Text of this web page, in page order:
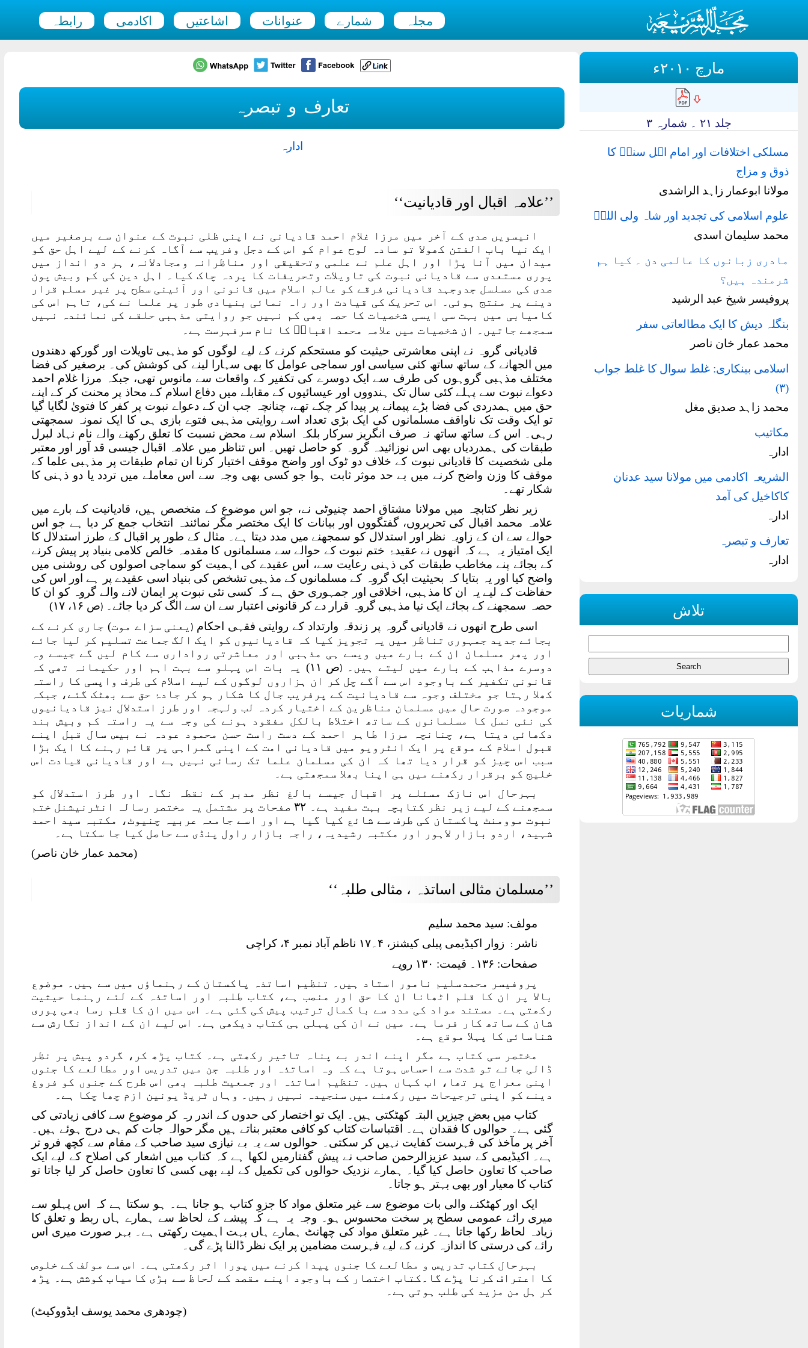
مجلہ شمارے عنوانات اشاعتیں اکادمی رابطہ
تعارف و تبصرہ
ادارہ
’’علامہ اقبال اور قادیانیت‘‘
انیسویں صدی کے آخر میں مرزا غلام احمد قادیانی نے اپنی ظلی نبوت کے عنوان سے برصغیر میں
ایک نیا باب الفتن کھولا تو سادہ لوح عوام کو اس کے دجل وفریب سے آگاہ کرنے کے لیے اہل حق کو
میدان میں آنا پڑا اور اہل علم نے علمی وتحقیقی اور مناظرانہ ومجادلانہ، ہر دو انداز میں
پوری مستعدی سے قادیانی نبوت کی تاویلات وتحریفات کا پردہ چاک کیا۔ اہل دین کی کم وبیش پون
صدی کی مسلسل جدوجہد قادیانی فرقے کو عالم اسلام میں قانونی اور آئینی سطح پر غیر مسلم قرار
دینے پر منتج ہوئی۔ اس تحریک کی قیادت اور راہ نمائی بنیادی طور پر علما نے کی، تاہم اس کی
کامیابی میں بہت سی ایسی شخصیات کا حصہ بھی کم نہیں جو روایتی مذہبی حلقے کی نمائندہ نہیں
سمجھے جاتیں۔ ان شخصیات میں علامہ محمد اقبالؒ کا نام سرفہرست ہے۔
قادیانی گروہ نے اپنی معاشرتی حیثیت کو مستحکم کرنے کے لیے لوگوں کو مذہبی تاویلات اور گورکھ دھندوں
میں الجھانے کے ساتھ ساتھ کئی سیاسی اور سماجی عوامل کا بھی سہارا لینے کی کوشش کی۔ برصغیر کی فضا
مختلف مذہبی گروہوں کی طرف سے ایک دوسرے کی تکفیر کے واقعات سے مانوس تھی، جبکہ مرزا غلام احمد
دعواے نبوت سے پہلے کئی سال تک ہندووں اور عیسائیوں کے مقابلے میں دفاع اسلام کے محاذ پر محنت کر کے اپنے
حق میں ہمدردی کی فضا بڑے پیمانے پر پیدا کر چکے تھے، چنانچہ جب ان کے دعواے نبوت پر کفر کا فتویٰ لگایا گیا
تو ایک وقت تک ناواقف مسلمانوں کی ایک بڑی تعداد اسے روایتی مذہبی فتوے بازی ہی کا ایک نمونہ سمجھتی
رہی۔ اس کے ساتھ ساتھ نہ صرف انگریز سرکار بلکہ اسلام سے محض نسبت کا تعلق رکھنے والے نام نہاد لبرل
طبقات کی ہمدردیاں بھی اس نوزائیدہ گروہ کو حاصل تھیں۔ اس تناظر میں علامہ اقبال جیسی قد آور اور معتبر
ملی شخصیت کا قادیانی نبوت کے خلاف دو ٹوک اور واضح موقف اختیار کرنا ان تمام طبقات پر مذہبی علما کے
موقف کا وزن واضح کرنے میں بے حد موثر ثابت ہوا جو کسی بھی وجہ سے اس معاملے میں تردد یا دو ذہنی کا
شکار تھے۔
زیر نظر کتابچہ میں مولانا مشتاق احمد چنیوٹی نے، جو اس موضوع کے متخصص ہیں، قادیانیت کے بارے میں
علامہ محمد اقبال کی تحریروں، گفتگووں اور بیانات کا ایک مختصر مگر نمائندہ انتخاب جمع کر دیا ہے جو اس
حوالے سے ان کے زاویہ نظر اور استدلال کو سمجھنے میں مدد دیتا ہے۔ مثال کے طور پر اقبال کے طرز استدلال کا
ایک امتیاز یہ ہے کہ انھوں نے عقیدۂ ختم نبوت کے حوالے سے مسلمانوں کا مقدمہ خالص کلامی بنیاد پر پیش کرنے
کے بجائے پنے مخاطب طبقات کی ذہنی رعایت سے، اس عقیدے کی اہمیت کو سماجی اصولوں کی روشنی میں
واضح کیا اور یہ بتایا کہ بحیثیت ایک گروہ کے مسلمانوں کے مذہبی تشخص کی بنیاد اسی عقیدے پر ہے اور اس کی
حفاظت کے لیے یہ ان کا مذہبی، اخلاقی اور جمہوری حق ہے کہ کسی نئی نبوت پر ایمان لانے والے گروہ کو ان کا
حصہ سمجھنے کے بجائے ایک نیا مذہبی گروہ قرار دے کر قانونی اعتبار سے ان سے الگ کر دیا جائے۔
(ص ۱۶، ۱۷)
اسی طرح انھوں نے قادیانی گروہ پر زندقہ وارتداد کے روایتی فقہی احکام ( یعنی سزاے موت) جاری کرنے کے
بجائے جدید جمہوری تناظر میں یہ تجویز کیا کہ قادیانیوں کو ایک الگ جماعت تسلیم کر لیا جائے
اور پھر مسلمان ان کے بارے میں ویسے ہی مذہبی اور معاشرتی رواداری سے کام لیں گے جیسے وہ
دوسرے مذاہب کے بارے میں لیتے ہیں۔
(
ص ۱۱) یہ بات اس پہلو سے بہت اہم اور حکیمانہ تھی کہ
قانونی تکفیر کے باوجود اس سے آگے چل کر ان ہزاروں لوگوں کے لیے اسلام کی طرف واپسی کا راستہ
کھلا رہتا جو مختلف وجوہ سے قادیانیت کے پرفریب جال کا شکار ہو کر جادۂ حق سے بھٹک گئے، جبکہ
موجودہ صورت حال میں مسلمان مناظرین کے اختیار کردہ لب ولہجہ اور طرز استدلال نیز قادیانیوں
کی نئی نسل کا مسلمانوں کے ساتھ اختلاط بالکل مفقود ہونے کی وجہ سے یہ راستہ کم وبیش بند
دکھائی دیتا ہے، چنانچہ مرزا طاہر احمد کے دست راست حسن محمود عودہ نے بیس سال قبل اپنے
قبول اسلام کے موقع پر ایک انٹرویو میں قادیانی امت کے اپنی گمراہی پر قائم رہنے کا ایک بڑا
سبب اس چیز کو قرار دیا تھا کہ ان کی مسلمان علما تک رسائی نہیں ہے اور قادیانی قیادت اس
خلیج کو برقرار رکھنے میں ہی اپنا بھلا سمجھتی ہے۔
بہرحال اس نازک مسئلے پر اقبال جیسے بالغ نظر مدبر کے نقطہ نگاہ اور طرز استدلال کو
سمجھنے کے لیے زیر نظر کتابچہ بہت مفید ہے۔ ۳۲ صفحات پر مشتمل یہ مختصر رسالہ انٹرنیشنل ختم
نبوت موومنٹ پاکستان کی طرف سے شائع کیا گیا ہے اور اسے جامعہ عربیہ چنیوٹ، مکتبہ سید احمد
شہید، اردو بازار لاہور اور مکتبہ رشیدیہ، راجہ بازار راول پنڈی سے حاصل کیا جا سکتا ہے۔
(محمد عمار خان ناصر)
’’مسلمان مثالی اساتذہ ، مثالی طلبہ‘‘
مولف: سید محمد سلیم
ناشر
:
زوار اکیڈیمی پبلی کیشنز، ۴۔۱۷ ناظم آباد نمبر ۴، کراچی
صفحات: ۱۳۶۔ قیمت: ۱۳۰ روپے
پروفیسر محمدسلیم نامور استاد ہیں۔ تنظیم اساتذہ پاکستان کے رہنماؤں میں سے ہیں۔ موضوع
بالا پر ان کا قلم اٹھانا ان کا حق اور منصب ہے، کتاب طلبہ اور اساتذہ کے لئے رہنما حیثیت
رکھتی ہے۔ مستند مواد کی مدد سے با کمال ترتیب پیش کی گئی ہے۔ اس میں ان کا قلم رسا بھی پوری
شان کے ساتھ کار فرما ہے۔ میں نے ان کی پہلی ہی کتاب دیکھی ہے۔ اس لیے ان کے انداز نگارش سے
شناسائی کا پہلا موقع ہے۔
مختصر سی کتاب ہے مگر اپنے اندر بے پناہ تاثیر رکھتی ہے۔ کتاب پڑھ کر، گردو پیش پر نظر
ڈالی جائے تو شدت سے احساس ہوتا ہے کہ وہ اساتذہ اور طلبہ جن میں تدریس اور مطالعے کا جنوں
اپنی معراج پر تھا، اب کہاں ہیں۔ تنظیم اساتذہ اور جمعیت طلبہ بھی اس طرح کے جنوں کو فروغ
دینے کو اپنی ترجیحات میں رکھنے میں سنجیدہ نہیں رہیں۔ وہاں ٹریڈ یونین ازم چھا چکا ہے۔
کتاب میں بعض چیزیں البتہ کھٹکتی ہیں۔ ایک تو اختصار کی حدوں کے اندر رہ کر موضوع سے کافی زیادتی کی
گئی ہے۔ حوالوں کا فقدان ہے۔ اقتباسات کتاب کو کافی معتبر بناتے ہیں مگر حوالہ جات کم ہی درج ہوئے ہیں۔
آخر پر مآخذ کی فہرست کفایت نہیں کر سکتی۔ حوالوں سے یہ بے نیازی سید صاحب کے مقام سے کچھ فرو تر
ہے۔ اکیڈیمی کے سید عزیزالرحمن صاحب نے پیش گفتارمیں لکھا ہے کہ کتاب میں اشعار کی اصلاح کے لیے ایک
صاحب کا تعاون حاصل کیا گیا۔ ہمارے نزدیک حوالوں کی تکمیل کے لیے بھی کسی کا تعاون حاصل کر لیا جاتا تو
کتاب کا معیار اور بھی بہتر ہو جاتا۔
ایک اور کھٹکنے والی بات موضوع سے غیر متعلق مواد کا جزوِ کتاب ہو جانا ہے۔ ہو سکتا ہے کہ اس پہلو سے
میری رائے عمومی سطح پر سخت محسوس ہو۔ وجہ یہ ہے کہ پیشے کے لحاظ سے ہمارے ہاں ربط و تعلق کا
زیادہ لحاظ رکھا جاتا ہے۔ غیر متعلق مواد کی چھانٹ ہمارے ہاں بہت اہمیت رکھتی ہے۔ بہر صورت میری اس
رائے کی درستی کا اندازہ کرنے کے لیے فہرست مضامین پر ایک نظر ڈالنا پڑے گی۔
بہرحال کتاب تدریس و مطالعے کا جنوں پیدا کرنے میں پورا اثر رکھتی ہے۔ اس سے مولف کے خلوص
کا اعتراف کرنا پڑے گا۔کتاب اختصار کے باوجود اپنے مقصد کے لحاظ سے بڑی کامیاب کوشش ہے۔ پڑھ
کر ہل من مزید کی طلب ہوتی ہے۔
(چودھری محمد یوسف ایڈووکیٹ)
مارچ ۲۰۱۰ء
جلد ۲۱ ۔ شمارہ ۳
مسلکی اختلافات اور امام اہل سنتؒ کا
ذوق و مزاج
مولانا ابوعمار زاہد الراشدی
علوم اسلامی کی تجدید اور شاہ ولی اللہؒ
محمد سلیمان اسدی
مادری زبانوں کا عالمی دن ۔ کیا ہم
شرمندہ ہیں؟
پروفیسر شیخ عبد الرشید
بنگلہ دیش کا ایک مطالعاتی سفر
محمد عمار خان ناصر
اسلامی بینکاری: غلط سوال کا غلط جواب
(۳)
محمد زاہد صدیق مغل
مکاتیب
ادارہ
الشریعہ اکادمی میں مولانا سید عدنان
کاکاخیل کی آمد
ادارہ
تعارف و تبصرہ
ادارہ
تلاش
شماریات